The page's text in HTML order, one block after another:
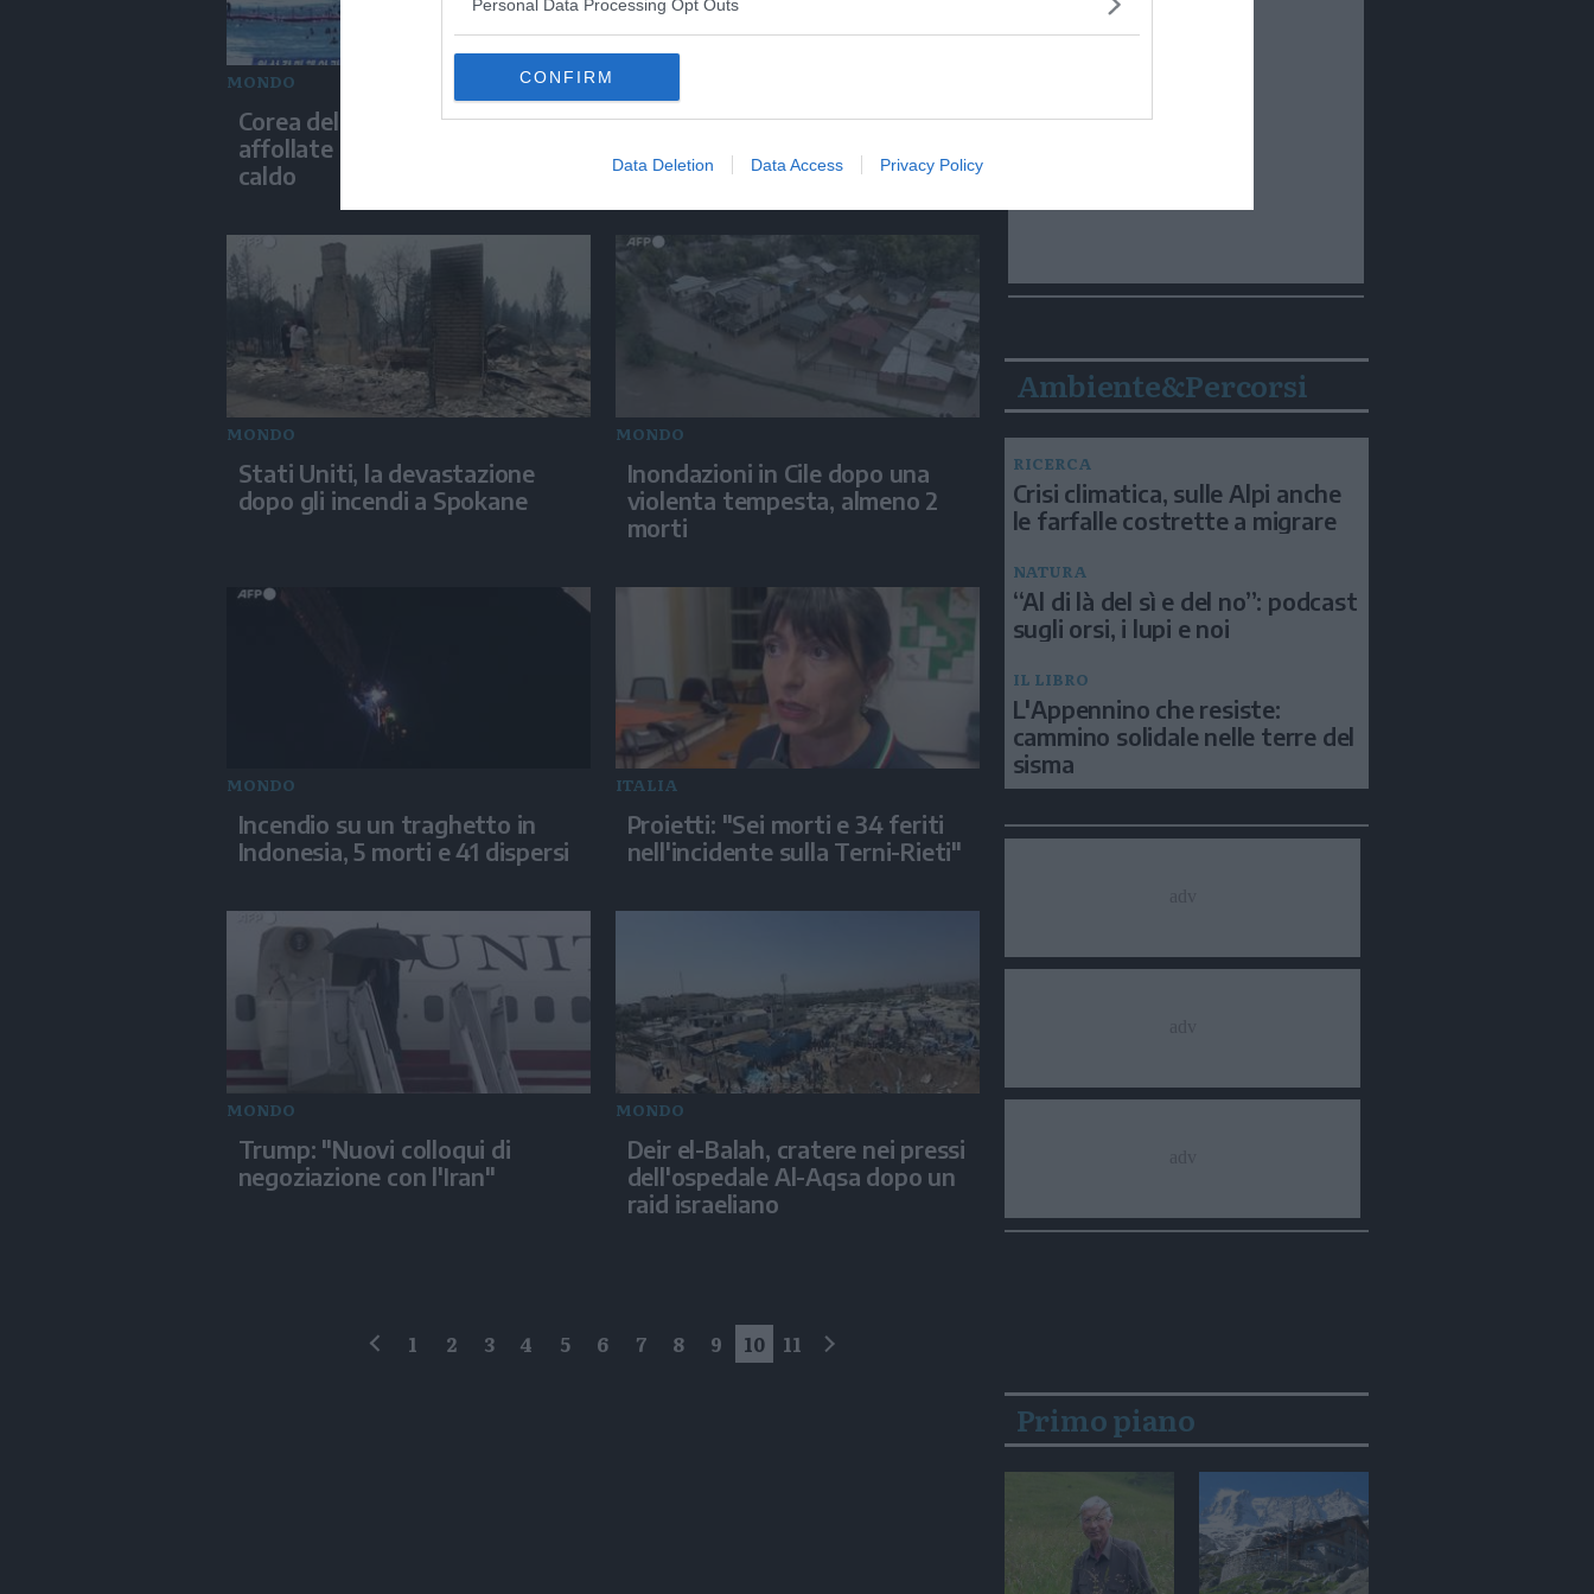
Personal Data Processing Opt Outs
CONFIRM
Data Deletion Data Access Privacy Policy
MONDO
Corea del Nord, spiagge
affollate durante l'ondata di
caldo
Parigi, il "volo" sulla Senna con
MONDO
Stati Uniti, la devastazione
dopo gli incendi a Spokane
MONDO
Inondazioni in Cile dopo una
violenta tempesta, almeno 2
morti
MONDO
Incendio su un traghetto in
Indonesia, 5 morti e 41 dispersi
ITALIA
Proietti: "Sei morti e 34 feriti
nell'incidente sulla Terni-Rieti"
MONDO
Trump: "Nuovi colloqui di
negoziazione con l'Iran"
MONDO
Deir el-Balah, cratere nei pressi
dell'ospedale Al-Aqsa dopo un
raid israeliano
1 2 3 4 5 6 7 8 9 10 11
Ambiente&Percorsi
RICERCA
Crisi climatica, sulle Alpi anche
le farfalle costrette a migrare
NATURA
“Al di là del sì e del no”: podcast
sugli orsi, i lupi e noi
IL LIBRO
L'Appennino che resiste:
cammino solidale nelle terre del
sisma
Primo piano